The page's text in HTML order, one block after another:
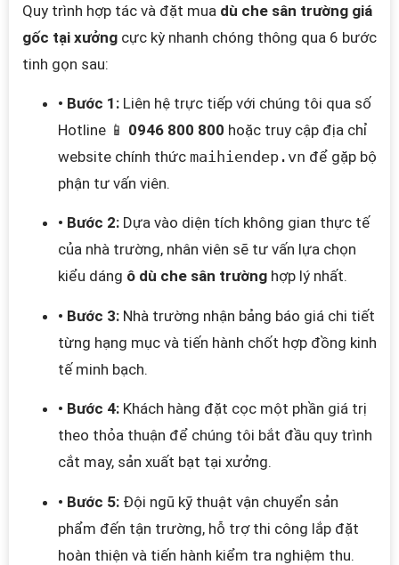
Quy trình hợp tác và đặt mua dù che sân trường giá
gốc tại xưởng cực kỳ nhanh chóng thông qua 6 bước
tinh gọn sau:
• Bước 1: Liên hệ trực tiếp với chúng tôi qua số
Hotline 📱 0946 800 800 hoặc truy cập địa chỉ
website chính thức maihiendep.vn để gặp bộ
phận tư vấn viên.
• Bước 2: Dựa vào diện tích không gian thực tế
của nhà trường, nhân viên sẽ tư vấn lựa chọn
kiểu dáng ô dù che sân trường hợp lý nhất.
• Bước 3: Nhà trường nhận bảng báo giá chi tiết
từng hạng mục và tiến hành chốt hợp đồng kinh
tế minh bạch.
• Bước 4: Khách hàng đặt cọc một phần giá trị
theo thỏa thuận để chúng tôi bắt đầu quy trình
cắt may, sản xuất bạt tại xưởng.
• Bước 5: Đội ngũ kỹ thuật vận chuyển sản
phẩm đến tận trường, hỗ trợ thi công lắp đặt
hoàn thiện và tiến hành kiểm tra nghiệm thu.